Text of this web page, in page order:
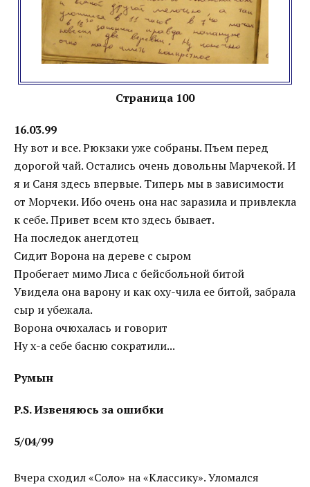
Страница 100
16.03.99
Ну вот и все. Рюкзаки уже собраны. Пъем перед
дорогой чай. Остались очень довольны Марчекой. И
я и Саня здесь впервые. Типерь мы в зависимости
от Морчеки. Ибо очень она нас заразила и привлекла
к себе. Привет всем кто здесь бывает.
На последок анегдотец
Сидит Ворона на дереве с сыром
Пробегает мимо Лиса с бейсбольной битой
Увидела она варону и как оху-чила ее битой, забрала
сыр и убежала.
Ворона очюхалась и говорит
Ну х-а себе басню сократили...
Румын
P.S. Извеняюсь за ошибки
5/04/99
Вчера сходил «Соло» на «Классику». Уломался